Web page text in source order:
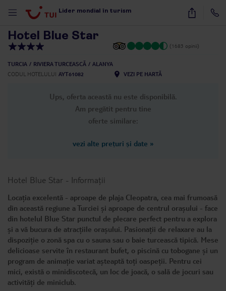
Lider mondial în turism 55
Hotel Blue Star
(1683 opinii)
TURCIA RIVIERA TURCEASCĂ
ALANYA
CODUL HOTELULUI AYT61082 VEZI PE HARTĂ
Ups, oferta această nu este disponibilă.
Am pregătit pentru tine
oferte similare:
vezi alte prețuri și date »
Hotel Blue Star - Informații
Locația excelentă - aproape de plaja Cleopatra, cea mai frumoasă
din această regiune a Turciei și aproape de centrul orașului - face
din hotelul Blue Star punctul de plecare perfect pentru a explora
și a vă bucura de atracțiile orașului. Pasionații de relaxare au la
dispoziție o zonă spa cu o sauna sau o baie turcească tipică. Mese
delicioase servite în restaurant bufet, o piscină cu tobogane și un
program de animație variat așteaptă toți oaspeții. Pentru cei
mici, există o minidiscotecă, un loc de joacă, o sală de jocuri sau
activități de miniclub.